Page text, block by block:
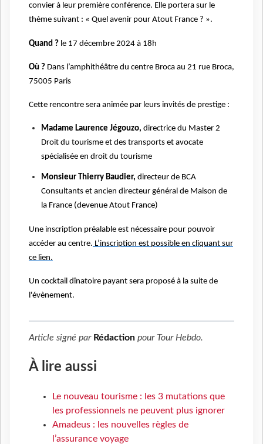
convier à leur première conférence. Elle portera sur le
thème suivant : « Quel avenir pour Atout France ? ».
Quand ? le 17 décembre 2024 à 18h
Où ? Dans l’amphithéâtre du centre Broca au 21 rue Broca,
75005 Paris
Cette rencontre sera animée par leurs invités de prestige :
Madame Laurence Jégouzo, directrice du Master 2
Droit du tourisme et des transports et avocate
spécialisée en droit du tourisme
Monsieur Thierry Baudier, directeur de BCA
Consultants et ancien directeur général de Maison de
la France (devenue Atout France)
Une inscription préalable est nécessaire pour pouvoir
accéder au centre. L’inscription est possible en cliquant sur
ce lien.
Un cocktail dînatoire payant sera proposé à la suite de
l'évènement.
Article signé par Rédaction pour Tour Hebdo.
À lire aussi
Le nouveau tourisme : les 3 mutations que
les professionnels ne peuvent plus ignorer
Amadeus : les nouvelles règles de
l’assurance voyage